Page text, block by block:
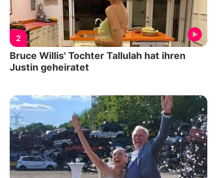
2
Bruce Willis' Tochter Tallulah hat ihren
Justin geheiratet